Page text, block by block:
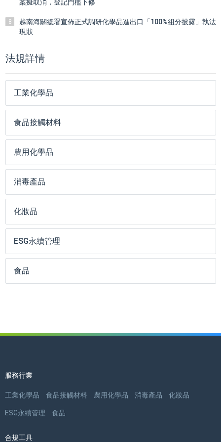
案擬取消，登記門檻下修
8
越南海關總署宣佈正式調研化學品進出口「100%組分披露」執法
現狀
法規詳情
工業化學品
食品接觸材料
農用化學品
消毒產品
化妝品
ESG永續管理
食品
服務行業
工業化學品 食品接觸材料 農用化學品 消毒產品 化妝品
ESG永續管理 食品
合規工具